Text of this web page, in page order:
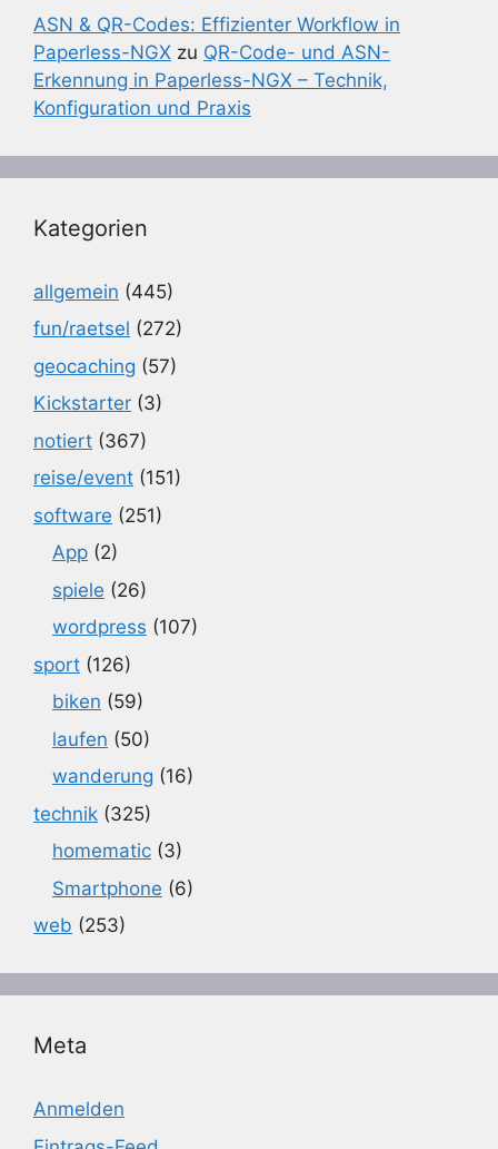
ASN & QR-Codes: Effizienter Workflow in
Paperless-NGX zu QR-Code- und ASN-
Erkennung in Paperless-NGX – Technik,
Konfiguration und Praxis
Kategorien
allgemein (445)
fun/raetsel (272)
geocaching (57)
Kickstarter (3)
notiert (367)
reise/event (151)
software (251)
App (2)
spiele (26)
wordpress (107)
sport (126)
biken (59)
laufen (50)
wanderung (16)
technik (325)
homematic (3)
Smartphone (6)
web (253)
Meta
Anmelden